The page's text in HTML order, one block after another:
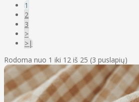
1
2
3
>
>|
Rodoma nuo 1 iki 12 iš 25 (3 puslapių)